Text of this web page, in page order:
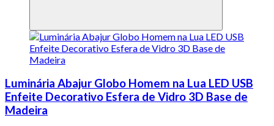
Luminária Abajur Globo Homem na Lua LED USB
Enfeite Decorativo Esfera de Vidro 3D Base de
Madeira